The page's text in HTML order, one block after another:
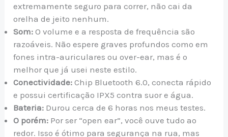
extremamente seguro para correr, não cai da
orelha de jeito nenhum.
Som: O volume e a resposta de frequência são
razoáveis. Não espere graves profundos como em
fones intra-auriculares ou over-ear, mas é o
melhor que já usei neste estilo.
Conectividade: Chip Bluetooth 6.0, conecta rápido
e possui certificação IPX5 contra suor e água.
Bateria: Durou cerca de 6 horas nos meus testes.
O porém: Por ser “open ear”, você ouve tudo ao
redor. Isso é ótimo para segurança na rua, mas